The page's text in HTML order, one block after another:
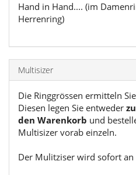
Hand in Hand.... (im
Herrenring)
Multisizer
Die Ringgrössen ermitteln
Diesen legen Sie entweder
den Warenkorb und
Multisizer vorab einzeln.
Der Mulitziser wird sofort an